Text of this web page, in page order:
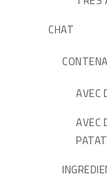
CHAT
AVEC
AVEC